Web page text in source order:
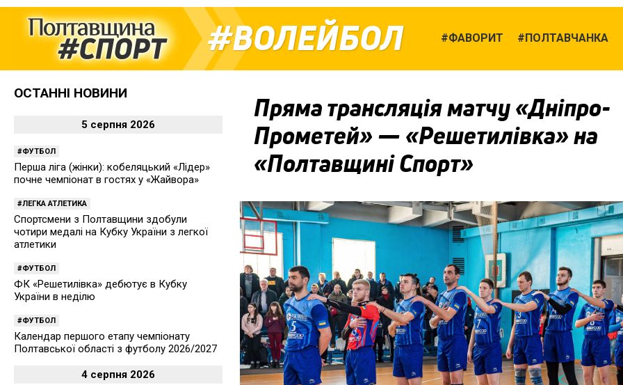
ВОЛЕЙБОЛ ФАВОРИТ ПОЛТАВЧАНКА
Пряма трансляція матчу «Дніпро-
Прометей» — «Решетилівка» на
«Полтавщині Спорт»
ОСТАННІ НОВИНИ
5 серпня 2026
ФУТБОЛ
Перша ліга (жінки): кобеляцький «Лідер»
почне чемпіонат в гостях у «Жайвора»
ЛЕГКА АТЛЕТИКА
Спортсмени з Полтавщини здобули
чотири медалі на Кубку України з легкої
атлетики
ФУТБОЛ
ФК «Решетилівка» дебютує в Кубку
України в неділю
ФУТБОЛ
Календар першого етапу чемпіонату
Полтавської області з футболу 2026/2027
4 серпня 2026